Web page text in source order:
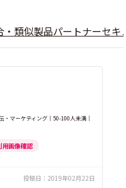
・類似製品パートナーセキ
マーケティング｜50-100人未満｜
用画像確認
投稿日： 2019年02月22日